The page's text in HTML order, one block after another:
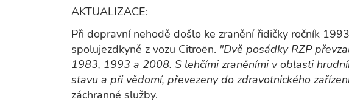
AKTUALIZACE:
Při dopravní nehodě došlo ke zranění řidičky ročník
spolujezdkyně z vozu Citroën. "Dvě posádky RZP
1983, 1993 a 2008. S lehčími zraněními v oblasti
stavu a při vědomí, převezeny do zdravotnického
záchranné služby.